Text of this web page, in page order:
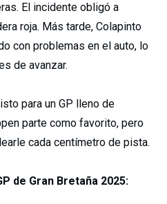
El incidente obligó a
roja. Más tarde, Colapinto
con problemas en el auto, lo
de avanzar.
para un GP lleno de
parte como favorito, pero
cada centímetro de pista.
de Gran Bretaña 2025: